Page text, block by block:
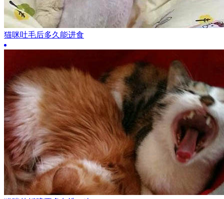
猫咪吐毛后多久能进食